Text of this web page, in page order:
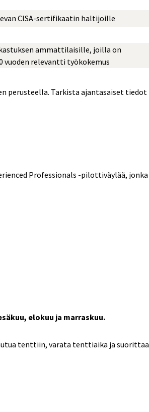
CISA-sertifikaatin haltijoille
ammattilaisille, joilla on
vuoden relevantti työkokemus
perusteella. Tarkista ajantasaiset tiedot
Professionals -pilottiväylää, jonka
elokuu ja marraskuu.
tenttiin, varata tenttiaika ja suorittaa